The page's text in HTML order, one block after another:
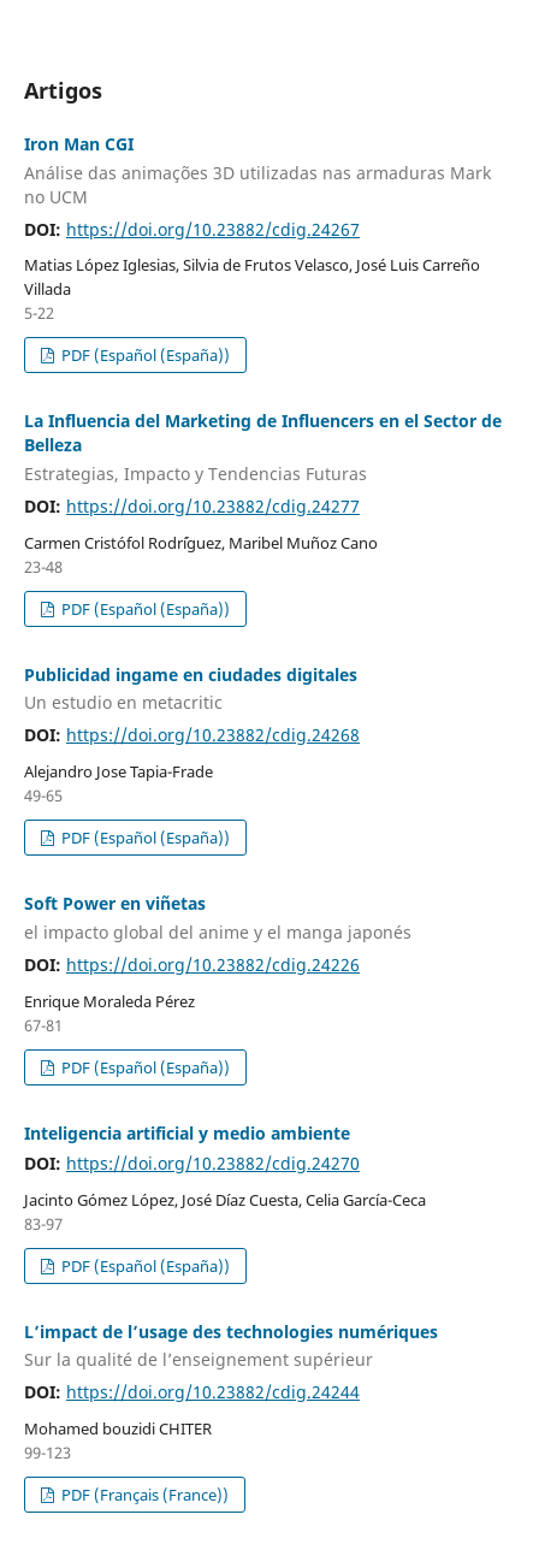
Artigos
Iron Man CGI
Análise das animações 3D utilizadas nas armaduras Mark
no UCM
DOI: https://doi.org/10.23882/cdig.24267
Matias López Iglesias, Silvia de Frutos Velasco, José Luis Carreño
Villada
5-22
PDF (Español (España))
La Influencia del Marketing de Influencers en el Sector de
Belleza
Estrategias, Impacto y Tendencias Futuras
DOI: https://doi.org/10.23882/cdig.24277
Carmen Cristófol Rodr´íguez, Maribel Muñoz Cano
23-48
PDF (Español (España))
Publicidad ingame en ciudades digitales
Un estudio en metacritic
DOI: https://doi.org/10.23882/cdig.24268
Alejandro Jose Tapia-Frade
49-65
PDF (Español (España))
Soft Power en viñetas
el impacto global del anime y el manga japonés
DOI: https://doi.org/10.23882/cdig.24226
Enrique Moraleda Pérez
67-81
PDF (Español (España))
Inteligencia artificial y medio ambiente
DOI: https://doi.org/10.23882/cdig.24270
Jacinto Gómez López, José Díaz Cuesta, Celia García-Ceca
83-97
PDF (Español (España))
L’impact de l’usage des technologies numériques
Sur la qualité de l’enseignement supérieur
DOI: https://doi.org/10.23882/cdig.24244
Mohamed bouzidi CHITER
99-123
PDF (Français (France))